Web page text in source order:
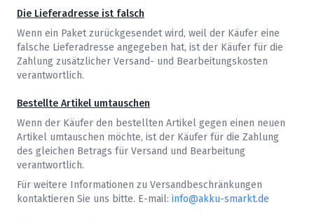
Die Lieferadresse ist falsch
Wenn ein Paket zurückgesendet wird, weil der Käufer eine
falsche Lieferadresse angegeben hat, ist der Käufer für die
Zahlung zusätzlicher Versand- und Bearbeitungskosten
verantwortlich.
Bestellte Artikel umtauschen
Wenn der Käufer den bestellten Artikel gegen einen neuen
Artikel umtauschen möchte, ist der Käufer für die Zahlung
des gleichen Betrags für Versand und Bearbeitung
verantwortlich.
Für weitere Informationen zu Versandbeschränkungen
kontaktieren Sie uns bitte. E-mail: info@akku-smarkt.de